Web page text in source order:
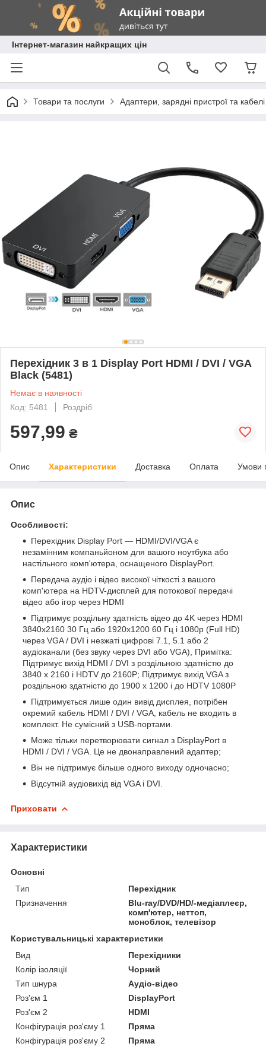
Інтернет-магазин найкращих цін
Товари та послуги Адаптери, зарядні пристрої та кабелі
Перехідник 3 в 1 Display Port HDMI / DVI / VGA
Black (5481)
Немає в наявності
Код: 5481
Роздріб
597,99 ₴
Опис Характеристики Доставка Оплата Умови
Опис
Особливості:
Перехідник Display Port — HDMI/DVI/VGA є
незамінним компаньйоном для вашого ноутбука або
настільного комп'ютера, оснащеного DisplayPort.
Передача аудіо і відео високої чіткості з вашого
комп'ютера на HDTV-дисплей для потокової передачі
відео або ігор через HDMI
Підтримує роздільну здатність відео до 4K через HDMI
3840x2160 30 Гц або 1920x1200 60 Гц і 1080p (Full HD)
через VGA / DVI і незжаті цифрові 7.1, 5.1 або 2
аудіоканали (без звуку через DVI або VGA), Примітка:
Підтримує вихід HDMI / DVI з роздільною здатністю до
3840 x 2160 і HDTV до 2160P; Підтримує вихід VGA з
роздільною здатністю до 1900 x 1200 і до HDTV 1080P
Підтримується лише один вивід дисплея, потрібен
окремий кабель HDMI / DVI / VGA, кабель не входить в
комплект. Не сумісний з USB-портами.
Може тільки перетворювати сигнал з DisplayPort в
HDMI / DVI / VGA. Це не двонаправлений адаптер;
Він не підтримує більше одного виходу одночасно;
Відсутній аудіовихід від VGA і DVI.
Приховати
Характеристики
Основні
Тип
Перехідник
Призначення
Blu-ray/DVD/HD/-медіаплеєр,
комп'ютер, неттоп,
моноблок, телевізор
Користувальницькі характеристики
Вид
Перехідники
Колір ізоляції
Чорний
Тип шнура
Аудіо-відео
Роз'єм 1
DisplayPort
Роз'єм 2
HDMI
Конфігурація роз'єму 1
Пряма
Конфігурація роз'єму 2
Пряма